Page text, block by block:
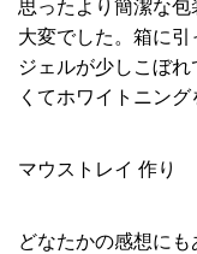
思ったより簡潔な
大変でした。箱に引
ジェルが少しこぼ
くてホワイトニン
マウストレイ 作り
どなたかの感想に